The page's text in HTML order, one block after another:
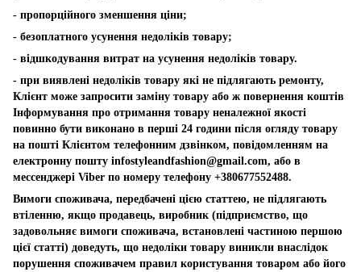
- пропорційного зменшення ціни;
- безоплатного усунення недоліків товару;
- відшкодування витрат на усунення недоліків товару.
- при виявлені недоліків товару які не підлягають ремонту,
Клієнт може запросити заміну товару або ж повернення коштів
Інформування про отримання товару неналежної якості
повинно бути виконано в перші 24 години після огляду товару
на пошті Клієнтом телефонним дзвінком, повідомленням на
електронну пошту infostyleandfashion@gmail.com, або в
мессенджері Viber по номеру телефону +380677552488.
Вимоги споживача, передбачені цією статтею, не підлягають
втіленню, якщо продавець, виробник (підприємство, що
задовольняє вимоги споживача, встановлені частиною першою
цієї статті) доведуть, що недоліки товару виникли внаслідок
порушення споживачем правил користування товаром або його